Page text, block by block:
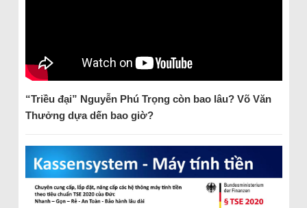
“Triều đại” Nguyễn Phú Trọng còn bao lâu? Võ Văn
Thưởng dựa dến bao giờ?